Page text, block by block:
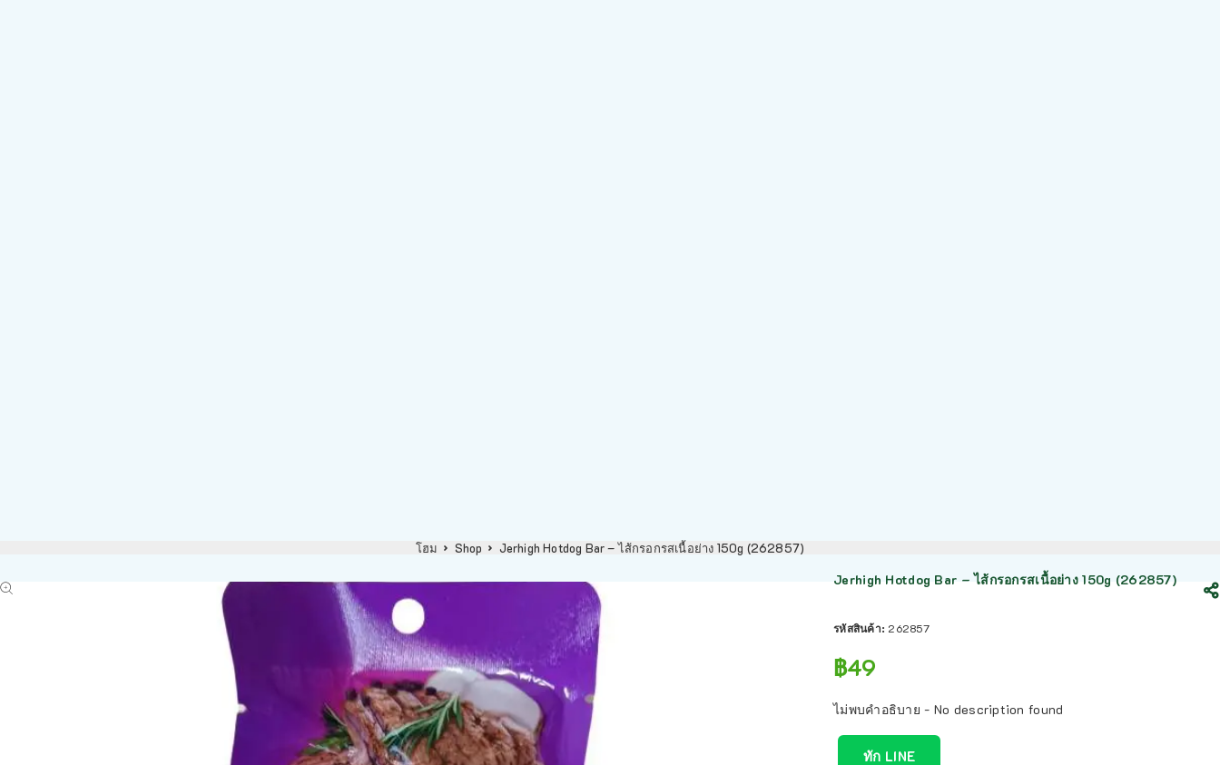
โฮม Shop Jerhigh Hotdog Bar – ไส้กรอกรสเนื้อย่าง 150g (262857)
Jerhigh Hotdog Bar – ไส้กรอกรสเนื้อย่าง 150g (262857)
รหัสสินค้า: 262857
฿49
ไม่พบคำอธิบาย - No description found
ทัก LINE